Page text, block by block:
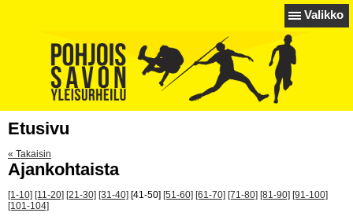
Valikko
Etusivu
« Takaisin
Ajankohtaista
[1-10] [11-20] [21-30] [31-40] [41-50] [51-60] [61-70] [71-80] [81-90] [91-100]
[101-104]